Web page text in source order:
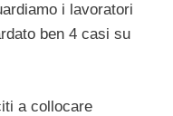
i lavoratori
ben 4 casi su
a collocare